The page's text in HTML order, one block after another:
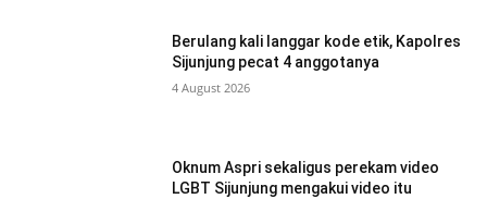
Berulang kali langgar kode etik, Kapolres
Sijunjung pecat 4 anggotanya
4 August 2026
Oknum Aspri sekaligus perekam video
LGBT Sijunjung mengakui video itu